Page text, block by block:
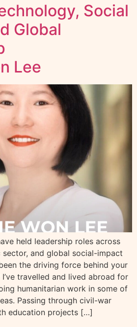
Social
Global
Lee
held leadership roles across
and global social-impact
the driving force behind your
travelled and lived abroad for
humanitarian work in some of
Passing through civil-war
education projects […]